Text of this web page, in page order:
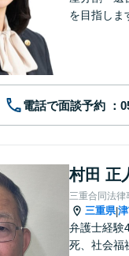
を目指しま
電話で面談予約
村田 正
三重合同法律
三重県|
弁護士経験
死、社会福